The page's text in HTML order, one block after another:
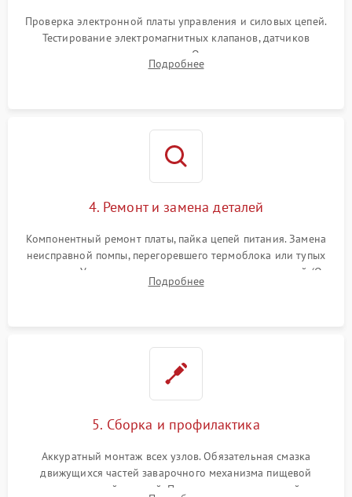
Проверка электронной платы управления и силовых цепей.
Тестирование электромагнитных клапанов, датчиков
температуры и расходомера. Оценка степени износа
жерновов кофемолки, уплотнительных колец гидросистемы
Подробнее
4. Ремонт и замена деталей
Компонентный ремонт платы, пайка цепей питания. Замена
неисправной помпы, перегоревшего термоблока или тупых
жерновов. Установка новых силиконовых уплотнителей (O-
ring) и тефлоновых трубок для надежного устранения
Подробнее
5. Сборка и профилактика
Аккуратный монтаж всех узлов. Обязательная смазка
движущихся частей заварочного механизма пищевой
силиконовой смазкой. Проведение программной